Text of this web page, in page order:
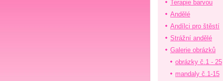
Terapie barvou
Andělé
Andílci pro štěstí
Strážní andělé
Galerie obrázků
obrázky č.1 - 25
mandaly č.1-15